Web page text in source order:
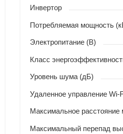
Инвертор
Потребляемая мощность
Электропитание (В)
Класс
Уровень шума (дБ)
Удаленное управление Wi-
Максимальное
Максимальный перепад